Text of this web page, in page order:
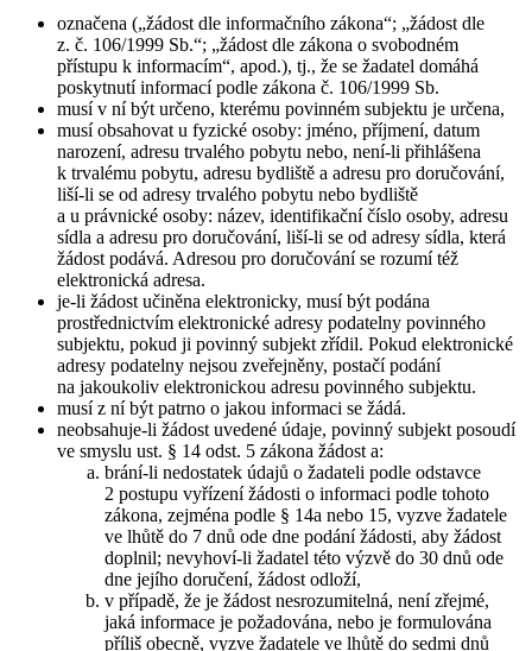
označena („žádost dle informačního zákona“; „žádost dle
z. č. 106/1999 Sb.“; „žádost dle zákona o svobodném
přístupu k informacím“, apod.), tj., že se žadatel domáhá
poskytnutí informací podle zákona č. 106/1999 Sb.
musí v ní být určeno, kterému povinném subjektu je určena,
musí obsahovat u fyzické osoby: jméno, příjmení, datum
narození, adresu trvalého pobytu nebo, není-li přihlášena
k trvalému pobytu, adresu bydliště a adresu pro doručování,
liší-li se od adresy trvalého pobytu nebo bydliště
a u právnické osoby: název, identifikační číslo osoby, adresu
sídla a adresu pro doručování, liší-li se od adresy sídla, která
žádost podává. Adresou pro doručování se rozumí též
elektronická adresa.
je-li žádost učiněna elektronicky, musí být podána
prostřednictvím elektronické adresy podatelny povinného
subjektu, pokud ji povinný subjekt zřídil. Pokud elektronické
adresy podatelny nejsou zveřejněny, postačí podání
na jakoukoliv elektronickou adresu povinného subjektu.
musí z ní být patrno o jakou informaci se žádá.
neobsahuje-li žádost uvedené údaje, povinný subjekt posoudí
ve smyslu ust. § 14 odst. 5 zákona žádost a:
brání-li nedostatek údajů o žadateli podle odstavce
2 postupu vyřízení žádosti o informaci podle tohoto
zákona, zejména podle § 14a nebo 15, vyzve žadatele
ve lhůtě do 7 dnů ode dne podání žádosti, aby žádost
doplnil; nevyhoví-li žadatel této výzvě do 30 dnů ode
dne jejího doručení, žádost odloží,
v případě, že je žádost nesrozumitelná, není zřejmé,
jaká informace je požadována, nebo je formulována
příliš obecně, vyzve žadatele ve lhůtě do sedmi dnů